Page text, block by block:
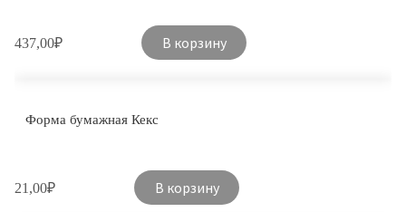
437,00₽ В корзину
Форма бумажная Кекс
21,00₽ В корзину